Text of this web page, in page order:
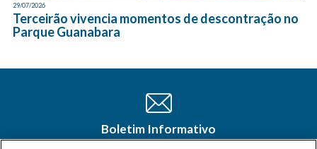
29/07/2026
Terceirão vivencia momentos de descontração no
Parque Guanabara
Boletim Informativo
Cadastre-se e receba as últimas